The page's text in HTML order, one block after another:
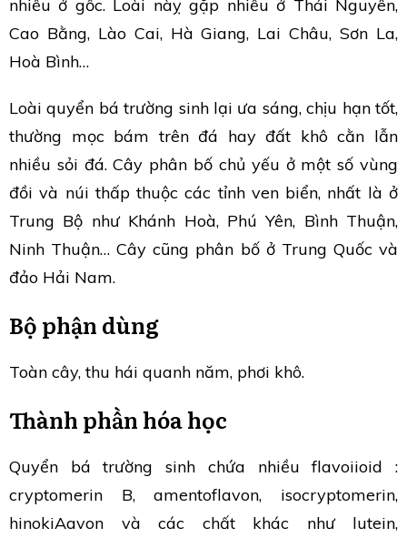
nhiều ở gốc. Loài nàỵ gặp nhiều ở Thái Nguyên,
Cao Bằng, Lào Cai, Hà Giang, Lai Châu, Sơn La,
Hoà Bình…
Loài quyển bá trường sinh lại ưa sáng, chịu hạn tốt,
thường mọc bám trên đá hay đất khô cằn lẫn
nhiều sỏi đá. Cây phân bố chủ yếu ở một số vùng
đồi và núi thấp thuộc các tỉnh ven biển, nhất là ở
Trung Bộ như Khánh Hoà, Phú Yên, Bình Thuận,
Ninh Thuận… Cây cũng phân bố ở Trung Quốc và
đảo Hải Nam.
Bộ phận dùng
Toàn cây, thu hái quanh năm, phơi khô.
Thành phần hóa học
Quyển bá trường sinh chứa nhiều flavoiioid :
cryptomerin B, amentoflavon, isocryptomerin,
hinokiAavon và các chất khác như lutein,